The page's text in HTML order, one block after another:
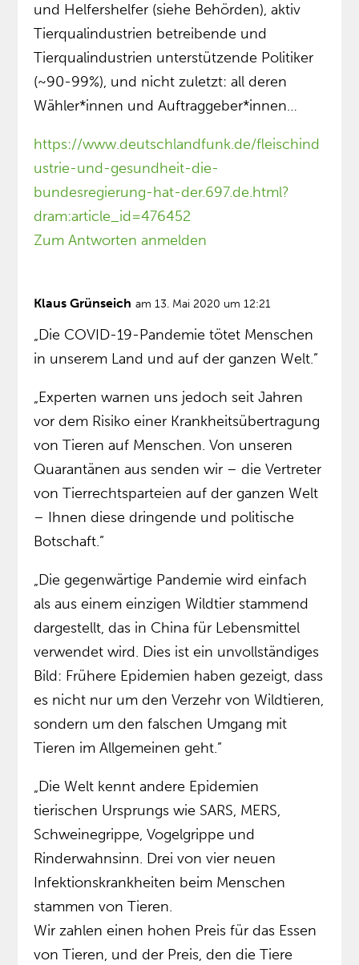
und Helfershelfer (siehe Behörden), aktiv
Tierqualindustrien betreibende und
Tierqualindustrien unterstützende Politiker
(~90-99%), und nicht zuletzt: all deren
Wähler*innen und Auftraggeber*innen…
https://www.deutschlandfunk.de/fleischind
ustrie-und-gesundheit-die-
bundesregierung-hat-der.697.de.html?
dram:article_id=476452
Zum Antworten anmelden
Klaus Grünseich am 13. Mai 2020 um 12:21
„Die COVID-19-Pandemie tötet Menschen
in unserem Land und auf der ganzen Welt.”
„Experten warnen uns jedoch seit Jahren
vor dem Risiko einer Krankheitsübertragung
von Tieren auf Menschen. Von unseren
Quarantänen aus senden wir – die Vertreter
von Tierrechtsparteien auf der ganzen Welt
– Ihnen diese dringende und politische
Botschaft.”
„Die gegenwärtige Pandemie wird einfach
als aus einem einzigen Wildtier stammend
dargestellt, das in China für Lebensmittel
verwendet wird. Dies ist ein unvollständiges
Bild: Frühere Epidemien haben gezeigt, dass
es nicht nur um den Verzehr von Wildtieren,
sondern um den falschen Umgang mit
Tieren im Allgemeinen geht.”
„Die Welt kennt andere Epidemien
tierischen Ursprungs wie SARS, MERS,
Schweinegrippe, Vogelgrippe und
Rinderwahnsinn. Drei von vier neuen
Infektionskrankheiten beim Menschen
stammen von Tieren.
Wir zahlen einen hohen Preis für das Essen
von Tieren, und der Preis, den die Tiere